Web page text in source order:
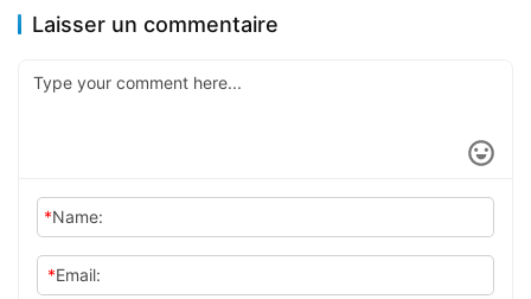
efficacement.
Laisser un commentaire
*Name:
*Email: